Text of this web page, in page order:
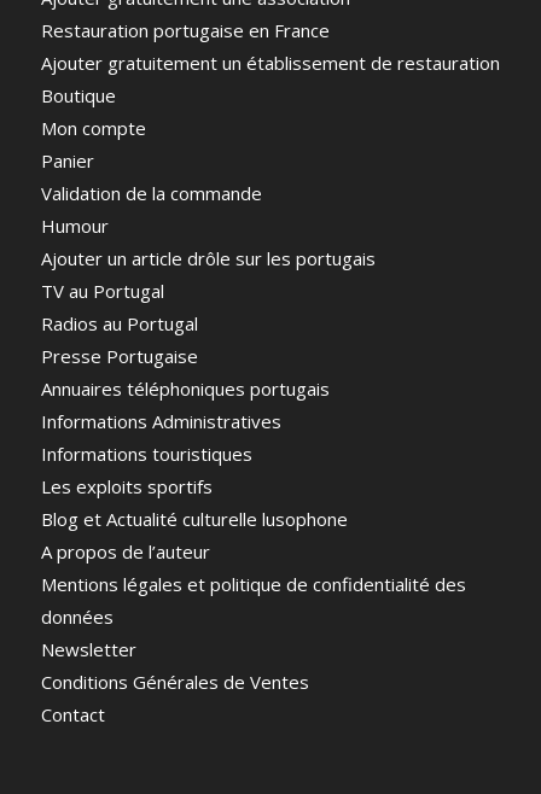
Restauration portugaise en France
Ajouter gratuitement un établissement de restauration
Boutique
Mon compte
Panier
Validation de la commande
Humour
Ajouter un article drôle sur les portugais
TV au Portugal
Radios au Portugal
Presse Portugaise
Annuaires téléphoniques portugais
Informations Administratives
Informations touristiques
Les exploits sportifs
Blog et Actualité culturelle lusophone
A propos de l’auteur
Mentions légales et politique de confidentialité des
données
Newsletter
Conditions Générales de Ventes
Contact